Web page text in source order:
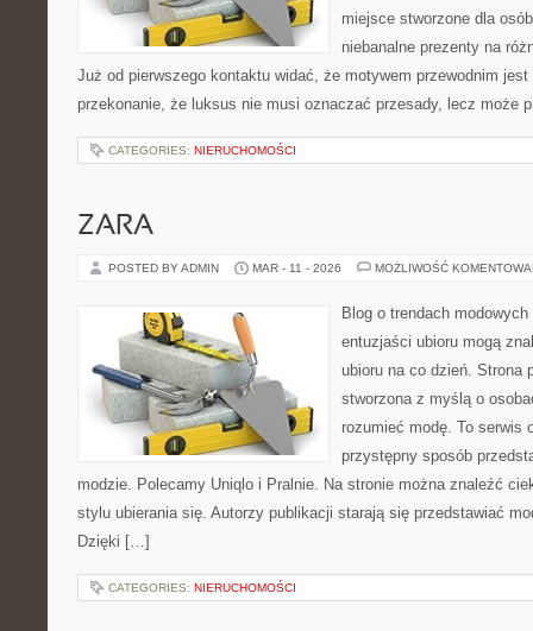
miejsce stworzone dla
niebanalne prezenty na
Już od pierwszego kontaktu widać, że motywem przewodnim
przekonanie, że luksus nie musi oznaczać przesady, lecz może
CATEGORIES: NIERUCHOMOŚCI
ZARA
POSTED BY ADMIN MAR - 11 - 2026 MOŻLIWOŚĆ
Blog o trendach
entuzjaści ubioru mogą
ubioru na co dzień. Strona
stworzona z myślą o
rozumieć modę. To serwis
przystępny sposób
modzie. Polecamy Uniqlo i Pralnie. Na stronie można znaleźć
stylu ubierania się. Autorzy publikacji starają się przedstawiać
Dzięki […]
CATEGORIES: NIERUCHOMOŚCI